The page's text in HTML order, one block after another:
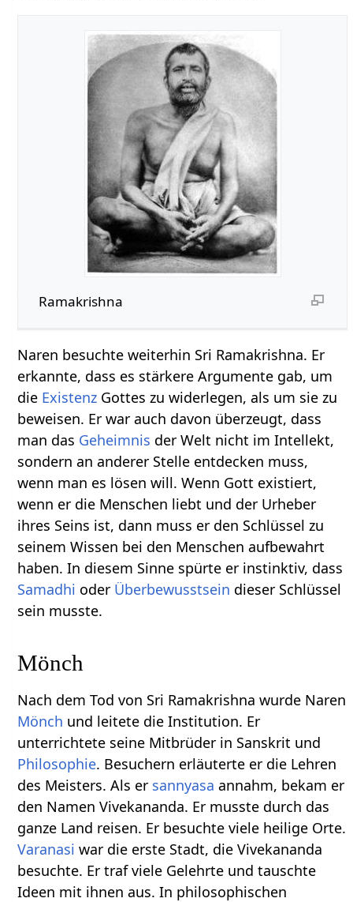
Ramakrishna
Naren besuchte weiterhin Sri Ramakrishna. Er
erkannte, dass es stärkere Argumente gab, um
die Existenz Gottes zu widerlegen, als um sie zu
beweisen. Er war auch davon überzeugt, dass
man das Geheimnis der Welt nicht im Intellekt,
sondern an anderer Stelle entdecken muss,
wenn man es lösen will. Wenn Gott existiert,
wenn er die Menschen liebt und der Urheber
ihres Seins ist, dann muss er den Schlüssel zu
seinem Wissen bei den Menschen aufbewahrt
haben. In diesem Sinne spürte er instinktiv, dass
Samadhi oder Überbewusstsein dieser Schlüssel
sein musste.
Mönch
Nach dem Tod von Sri Ramakrishna wurde Naren
Mönch und leitete die Institution. Er
unterrichtete seine Mitbrüder in Sanskrit und
Philosophie. Besuchern erläuterte er die Lehren
des Meisters. Als er sannyasa annahm, bekam er
den Namen Vivekananda. Er musste durch das
ganze Land reisen. Er besuchte viele heilige Orte.
Varanasi war die erste Stadt, die Vivekananda
besuchte. Er traf viele Gelehrte und tauschte
Ideen mit ihnen aus. In philosophischen